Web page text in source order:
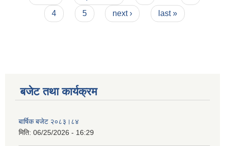
4
5 next › last »
बजेट तथा कार्यक्रम
बार्षिक बजेट २०८३।८४
मिति: 06/25/2026 - 16:29